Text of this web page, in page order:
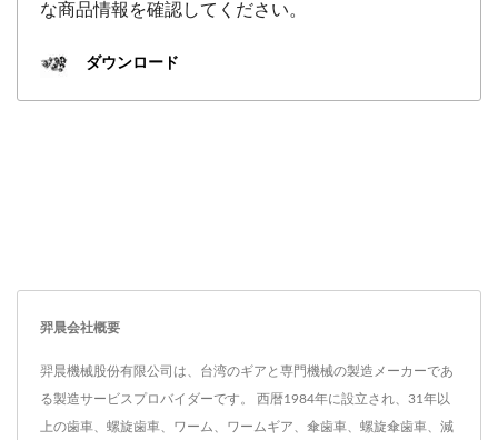
な商品情報を確認してください。
ダウンロード
羿晨会社概要
羿晨機械股份有限公司は、台湾のギアと専門機械の製造メーカーであ
る製造サービスプロバイダーです。 西暦1984年に設立され、31年以
上の歯車、螺旋歯車、ワーム、ワームギア、傘歯車、螺旋傘歯車、減